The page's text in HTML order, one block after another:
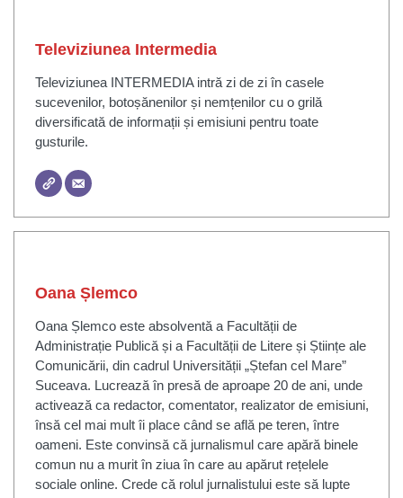
Televiziunea Intermedia
Televiziunea INTERMEDIA intră zi de zi în casele
sucevenilor, botoșănenilor și nemțenilor cu o grilă
diversificată de informații și emisiuni pentru toate
gusturile.
Oana Șlemco
Oana Șlemco este absolventă a Facultății de
Administrație Publică și a Facultății de Litere și Științe ale
Comunicării, din cadrul Universității „Ștefan cel Mare”
Suceava. Lucrează în presă de aproape 20 de ani, unde
activează ca redactor, comentator, realizator de emisiuni,
însă cel mai mult îi place când se află pe teren, între
oameni. Este convinsă că jurnalismul care apără binele
comun nu a murit în ziua în care au apărut rețelele
sociale online. Crede că rolul jurnalistului este să lupte